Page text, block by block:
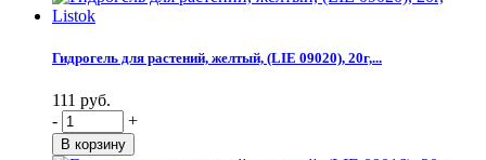
Гидрогель для растений, желтый, (LIE 09020), 20г,...
111 руб.
-
+